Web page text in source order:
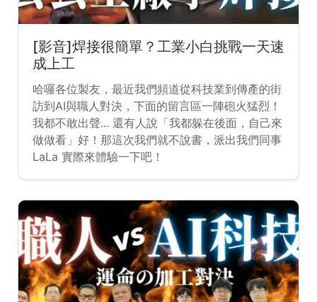
[影音]焊接很簡單？工業小白挑戰一天速
成上工
哈囉各位製友，最近我們頻道從科技業到傳產的街
訪到AI與職人對決，下面的留言區一陣砲火猛烈！
我都不敢出聲... 還有人說「我都躲在後面，自己來
做做看」好！那這次我們就不說書，派出我們同事
LaLa 實際來體驗一下吧！